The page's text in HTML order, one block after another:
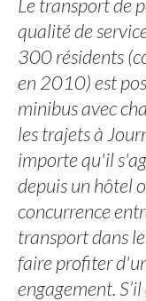
Le transport de
qualité de
300 résidents
en 2010) est
minibus avec
les trajets à
importe qu'il
depuis un hôtel
concurrence
transport dans
faire profiter
engagement.